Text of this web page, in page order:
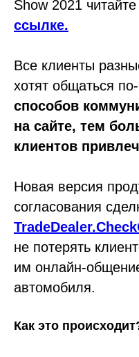
Show 2021
ссылке.
Все клиенты
хотят общаться
способов
на сайте, тем
клиентов
Новая версия
согласования
не потерять
им онлайн-
автомобиля.
Как это